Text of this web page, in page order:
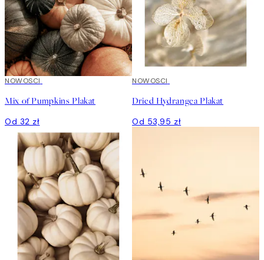
NOWOSCI
Mix of Pumpkins Plakat
Od 32 zł
NOWOSCI
Dried Hydrangea Plakat
Od 53,95 zł